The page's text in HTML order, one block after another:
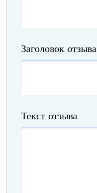
Заголовок отзыва
Текст отзыва